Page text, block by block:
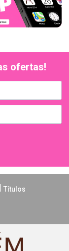
ofertas!
Títulos